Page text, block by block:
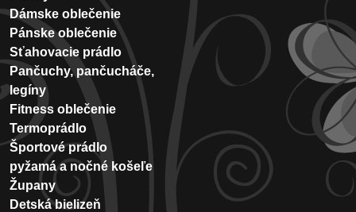
Dámske oblečenie
Pánske oblečenie
Sťahovacie prádlo
Pančuchy, pančucháče,
legíny
Fitness oblečenie
Termoprádlo
Športové prádlo
pyžamá a nočné košeľe
Župany
Detská bielizeň